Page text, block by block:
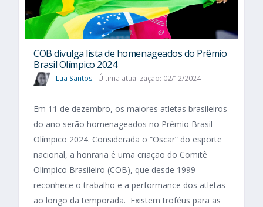
COB divulga lista de homenageados do Prêmio
Brasil Olímpico 2024
Lua Santos Última atualização: 02/12/2024
Em 11 de dezembro, os maiores atletas brasileiros
do ano serão homenageados no Prêmio Brasil
Olímpico 2024. Considerada o “Oscar” do esporte
nacional, a honraria é uma criação do Comitê
Olímpico Brasileiro (COB), que desde 1999
reconhece o trabalho e a performance dos atletas
ao longo da temporada. Existem troféus para as